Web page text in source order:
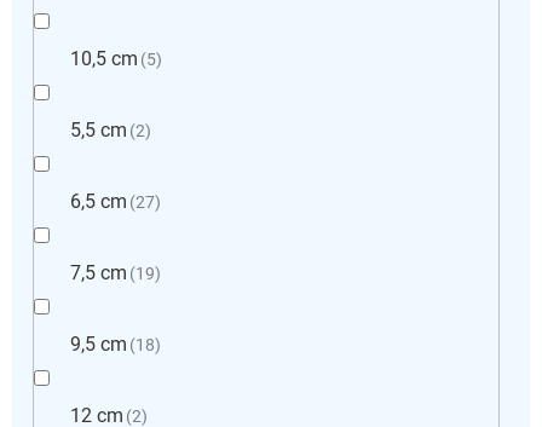
10,5 cm 5
5,5 cm 2
6,5 cm 27
7,5 cm 19
9,5 cm 18
12 cm 2